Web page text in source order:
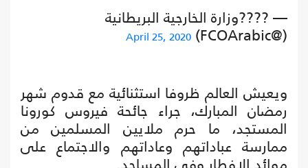
— ????وزارة الخارجية البريطانية
(@FCOArabic)
April 25, 2020
ويعيش العالم ظروفا استثنائية مع قدوم شهر
رمضان المبارك، جراء جائحة فيروس كورونا
المستجد، ما حرم ملايين المسلمين من
ممارسة عباداتهم وعاداتهم والاجتماع على